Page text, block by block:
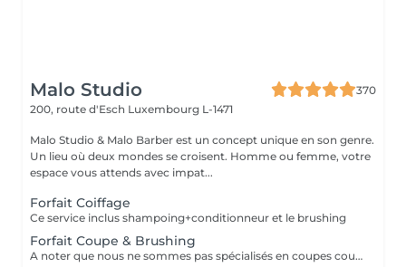
Malo Studio
370
200, route d'Esch Luxembourg L-1471
Malo Studio & Malo Barber est un concept unique en son genre.
Un lieu où deux mondes se croisent. Homme ou femme, votre
espace vous attends avec impat...
Forfait Coiffage
Ce service inclus shampoing+conditionneur et le brushing
Forfait Coupe & Brushing
A noter que nous ne sommes pas spécialisés en coupes courtes.